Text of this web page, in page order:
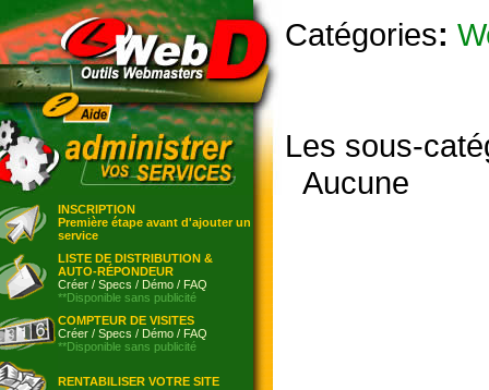
INSCRIPTION
Première étape avant d'ajouter un
service
LISTE DE DISTRIBUTION &
AUTO-RÉPONDEUR
Créer / Specs / Démo / FAQ
**Disponible sans publicité
COMPTEUR DE VISITES
Créer / Specs / Démo / FAQ
**Disponible sans publicité
RENTABILISER VOTRE SITE
Catégories:
Les sous-
Aucune